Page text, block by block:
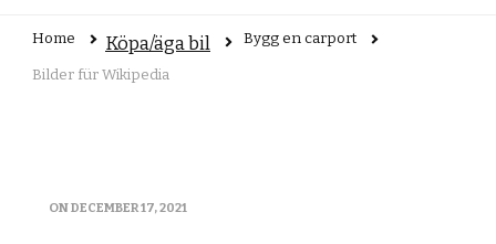
Home Köpa/äga bil Bygg en carport
Bilder für Wikipedia
ONDECEMBER 17, 2021